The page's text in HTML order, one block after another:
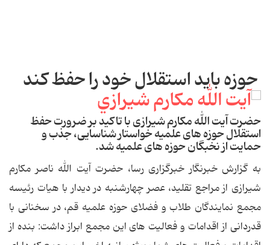
حوزه باید استقلال خود را حفظ کند
حضرت آیت الله مکارم شیرازی با تاکید بر ضرورت حفظ
استقلال حوزه های علمیه خواستار شناسایی، جذب و
حمایت از نخبگان حوزه های علمیه شد.
به گزارش خبرنگار خبرگزاری رسا، حضرت آیت الله ناصر مکارم
شیرازی از مراجع تقلید، عصر چهارشنبه در دیدار با هیات رئیسه
مجمع نمایندگان طلاب و فضلای حوزه علمیه قم، در سخنانی با
قدردانی از اقدامات و فعالیت های این مجمع ابراز داشت: بنده از